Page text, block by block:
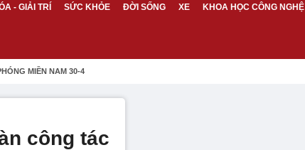
- GIẢI TRÍ SỨC KHỎE ĐỜI SỐNG XE KHOA HỌC CÔNG NGHỆ
MIỀN NAM 30-4
công tác